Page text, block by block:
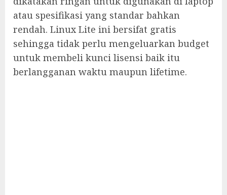
atau spesifikasi yang standar bahkan
rendah. Linux Lite ini bersifat gratis
sehingga tidak perlu mengeluarkan budget
untuk membeli kunci lisensi baik itu
berlangganan waktu maupun lifetime.